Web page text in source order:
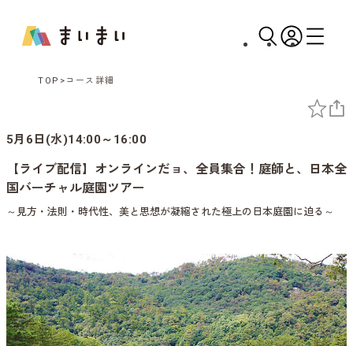
TOP コース詳細
5月6日(水)14:00～16:00
【ライブ配信】オンラインだョ、全員集合！庭師と、日本全
国バーチャル庭園ツアー
～見方・法則・時代性、美と思想が凝縮された極上の日本庭園に迫る～